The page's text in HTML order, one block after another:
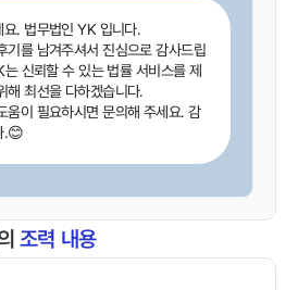
요. 법무법인 YK 입니다.
기를 남겨주셔서 진심으로 감사드립
는 신뢰할 수 있는 법률 서비스를 제
해 최선을 다하겠습니다.
움이 필요하시면 문의해 주세요. 감
.😊
조력 내용